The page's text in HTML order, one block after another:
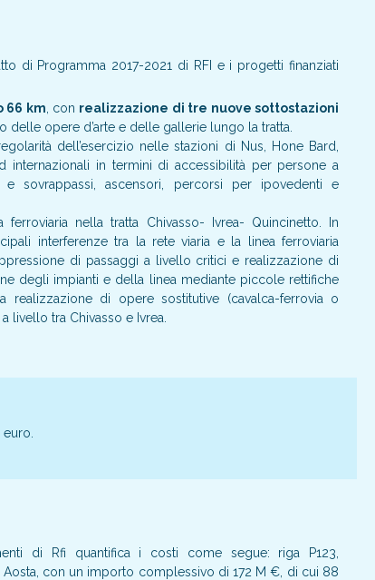
di Programma 2017-2021 di RFI e i progetti finanziati
66 km , con realizzazione di tre nuove sottostazioni
delle opere d’arte e delle gallerie lungo la tratta.
dell’esercizio nelle stazioni di Nus, Hone Bard,
internazionali in termini di accessibilità per persone a
sovrappassi, ascensori, percorsi per ipovedenti e
nella tratta Chivasso- Ivrea- Quincinetto. In
interferenze tra la rete viaria e la linea ferroviaria
di passaggi a livello critici e realizzazione di
degli impianti e della linea mediante piccole rettifiche
di opere sostitutive (cavalca-ferrovia o
livello tra Chivasso e Ivrea.
di Rfi quantifica i costi come segue: riga P123,
con un importo complessivo di 172 M €, di cui 88